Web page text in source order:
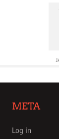
META
Log in